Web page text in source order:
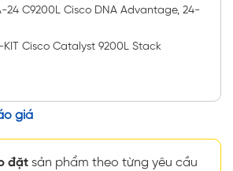
24 C9200L Cisco DNA Advantage, 24-
KIT Cisco Catalyst 9200L Stack
giá
đặt sản phẩm theo từng yêu cầu